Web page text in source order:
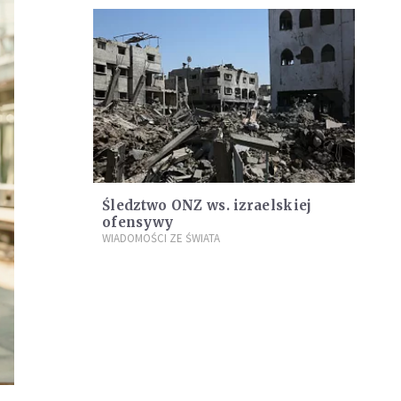
Śledztwo ONZ ws. izraelskiej
ofensywy
WIADOMOŚCI ZE ŚWIATA